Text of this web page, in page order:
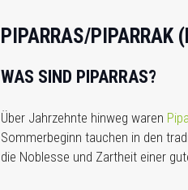
PIPARRAS/PIPARRAK
WAS SIND PIPARRAS?
Über Jahrzehnte hinweg waren
Sommerbeginn tauchen in den
die Noblesse und Zartheit einer